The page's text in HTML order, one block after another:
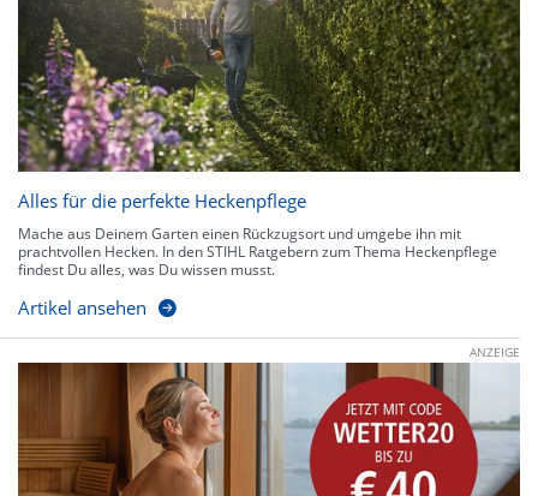
Alles für die perfekte Heckenpflege
Mache aus Deinem Garten einen Rückzugsort und umgebe ihn mit
prachtvollen Hecken. In den STIHL Ratgebern zum Thema Heckenpflege
findest Du alles, was Du wissen musst.
Artikel ansehen
ANZEIGE